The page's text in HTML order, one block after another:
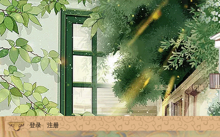
无图版 风格切换
登录 注册